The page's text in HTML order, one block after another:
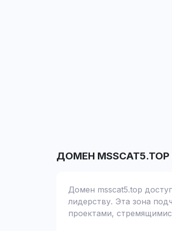
ДОМЕН MSSCAT5.TOP
Домен msscat5.top
лидерству. Эта зона
проектами,